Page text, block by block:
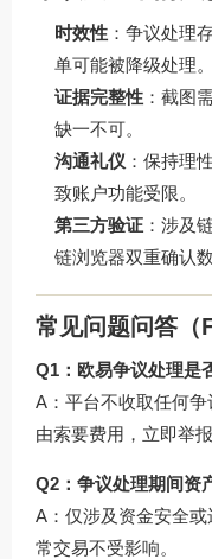
时效性 ：争议处理
单可能被降级处理。
证据完整性 ：截图
缺一不可。
沟通礼仪 ：保持理
致账户功能受限。
第三方验证 ：涉及
链浏览器双重确认数
常见问题问答（
Q1：欧易争议处理是
A：平台不收取任何争
由索要费用，立即举报
Q2：争议处理期间资
A：仅涉及资金安全
常交易不受影响。